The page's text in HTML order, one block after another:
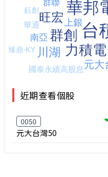
近期查看個股
0050
元大台灣50